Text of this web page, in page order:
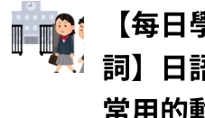
【每
詞】日
常用的